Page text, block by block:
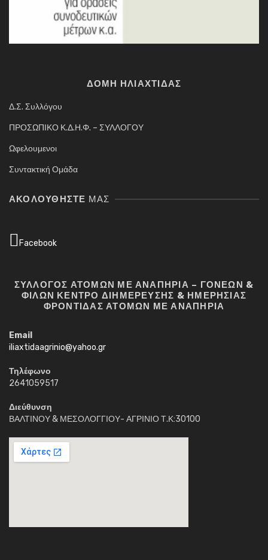
ΔΟΜΗ ΗΛΙΑΧΤΙΔΑΣ
Δ.Σ. Συλλόγου
ΠΡΟΣΩΠΙΚΟ Κ.Δ.Η.Φ. – ΣΥΛΛΟΓΟΥ
Ωφελουμενοι
Συντακτική Ομάδα
ΑΚΟΛΟΥΘΉΣΤΕ ΜΑΣ
Facebook
ΣΥΛΛΟΓΟΣ ΑΤΟΜΩΝ ΜΕ ΑΝΑΠΗΡΙΑ – ΓΟΝΕΩΝ &
ΦΙΛΩΝ ΚΕΝΤΡΟ ΔΙΗΜΕΡΕΥΣΗΣ & ΗΜΕΡΗΣΙΑΣ
ΦΡΟΝΤΙΔΑΣ ΑΤΟΜΩΝ ΜΕ ΑΝΑΠΗΡΙΑ
Email
iliaxtidaagrinio@yahoo.gr
Τηλέφωνο
2641059517
Διεύθυνση
ΒΑΛΤΙΝΟΥ & ΜΕΣΟΛΟΓΓΙΟΥ- ΑΓΡΙΝΙΟ Τ.Κ:30100